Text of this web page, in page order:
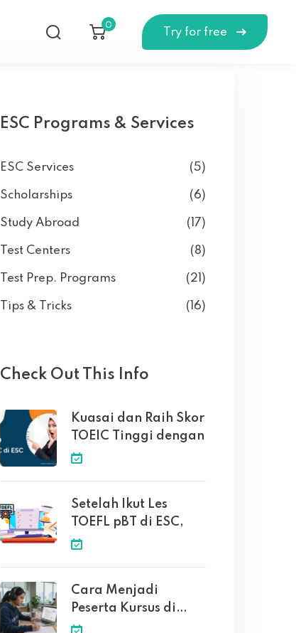
0
Try for free
ESC Programs & Services
ESC Services (5)
Scholarships (6)
Study Abroad (17)
Test Centers (8)
Test Prep. Programs (21)
Tips & Tricks (16)
Check Out This Info
Kuasai dan Raih Skor
TOEIC Tinggi dengan
Setelah Ikut Les
TOEFL pBT di ESC,
Cara Menjadi
Peserta Kursus di
English Solution